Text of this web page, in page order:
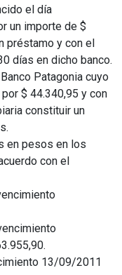
el día
un importe de $
préstamo y con el
días en dicho banco.
Patagonia cuyo
$ 44.340,95 y con
constituir un
en pesos en los
con el
13/09/2011